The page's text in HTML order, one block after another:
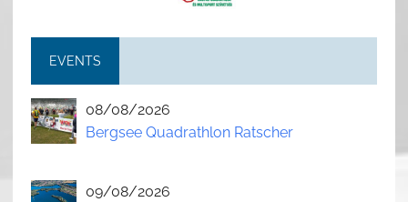
EVENTS
08/08/2026
Bergsee Quadrathlon Ratscher
09/08/2026